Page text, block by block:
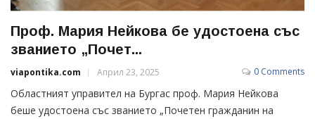
Проф. Мария Нейкова бе удостоена със
званието „Почет...
viapontika.com Април 23, 2025 0 Comments
Областният управител на Бургас проф. Мария Нейкова
беше удостоена със званието „Почетен гражданин на